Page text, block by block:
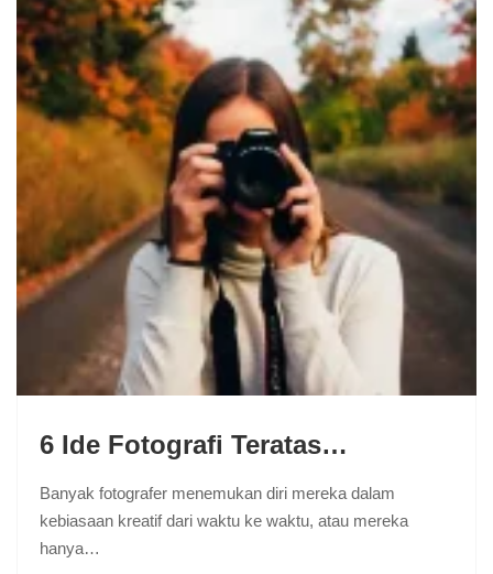
6 Ide Fotografi Teratas…
Banyak fotografer menemukan diri mereka dalam
kebiasaan kreatif dari waktu ke waktu, atau mereka
hanya…